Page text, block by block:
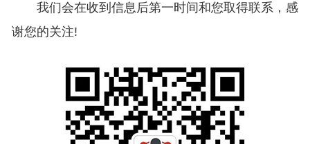
我们会在收到信息后第一时间和您取得联系，感
谢您的关注!